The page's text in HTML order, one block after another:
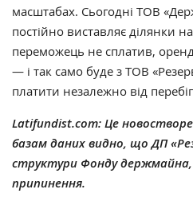
масштабах. Сьогодні ТОВ
постійно виставляє ділянки
переможець не сплатив,
— і так само буде з ТОВ
платити незалежно від
Latifundist.com: Це
базам даних видно, що ДП
структури Фонду держмайна,
припинення.